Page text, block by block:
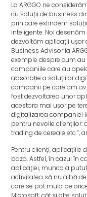
La ARGGO ne
cu soluții de business
prin care extindem
inteligente. Noi
dezvoltăm aplicații ușor
Business Advisor la
exemple despre cum
companiile care au
absorbție a soluțiilor
companii pe care am
fost dezvoltarea unor
acestora mai ușor pe
digitalizarea companiei
pentru nevoile
trading de cereale etc.”,
Pentru clienți, aplicațiile
baza. Astfel, în cazul în
aplicației, munca a
activitatea să nu aibă de
care se pot mula pe
Microsoft, cât și alte